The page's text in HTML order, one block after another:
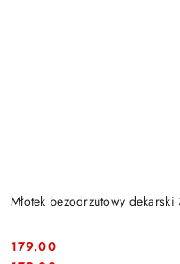
Młotek bezodrzutowy
179.00